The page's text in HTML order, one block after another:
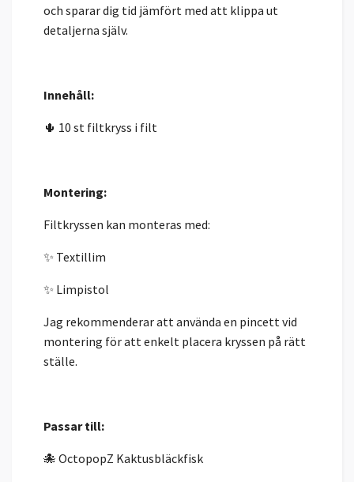
och sparar dig tid jämfört med att klippa ut
detaljerna själv.
Innehåll:
🌵 10 st filtkryss i filt
Montering:
Filtkryssen kan monteras med:
✨ Textillim
✨ Limpistol
Jag rekommenderar att använda en pincett vid
montering för att enkelt placera kryssen på rätt
ställe.
Passar till:
🐙 OctopopZ Kaktusbläckfisk